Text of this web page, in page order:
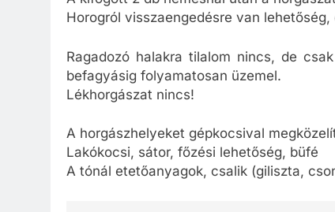
Horogról visszaengedésre van
Ragadozó halakra tilalom nincs, de
befagyásig folyamatosan üzemel.
Lékhorgászat nincs!
A horgászhelyeket gépkocsival
Lakókocsi, sátor, főzési lehetőség, büfé
A tónál etetőanyagok, csalik (giliszta,